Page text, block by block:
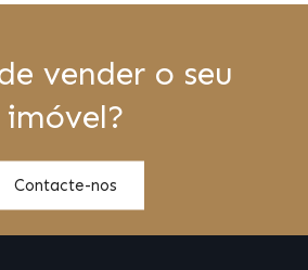
vender o seu
imóvel?
Contacte-nos